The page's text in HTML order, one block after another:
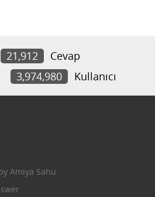
21,912
Cevap
3,974,980 Kullanıcı
Amiya Sahu